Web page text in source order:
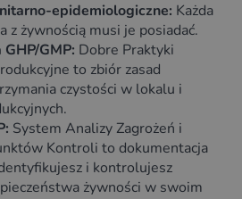
epidemiologiczne: Każda
z żywnością musi je posiadać.
GMP: Dobre Praktyki
to zbiór zasad
czystości w lokalu i
System Analizy Zagrożeń i
Kontroli to dokumentacja
i kontrolujesz
żywności w swoim